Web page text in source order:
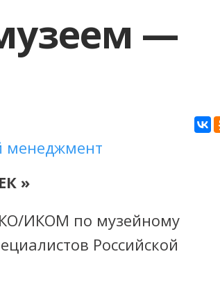
—
менеджмент
»
ИКОМ по музейному
Российской